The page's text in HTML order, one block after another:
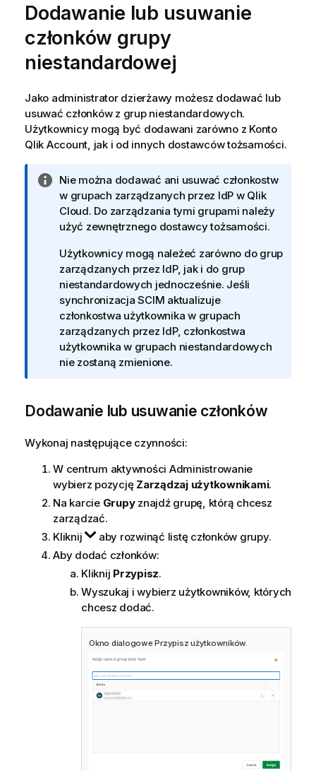
Dodawanie lub usuwanie
członków grupy
niestandardowej
Jako administrator dzierżawy możesz dodawać lub
usuwać członków z grup niestandardowych.
Użytkownicy mogą być dodawani zarówno z Konto
Qlik Account, jak i od innych dostawców tożsamości.
I
n
f
o
m
a
c
j
a
Nie można dodawać ani usuwać członkostw
w grupach zarządzanych przez IdP w Qlik
Cloud. Do zarządzania tymi grupami należy
użyć zewnętrznego dostawcy tożsamości.
Użytkownicy mogą należeć zarówno do grup
zarządzanych przez IdP, jak i do grup
niestandardowych jednocześnie. Jeśli
synchronizacja SCIM aktualizuje
członkostwa użytkownika w grupach
zarządzanych przez IdP, członkostwa
użytkownika w grupach niestandardowych
nie zostaną zmienione.
Dodawanie lub usuwanie członków
Wykonaj następujące czynności:
W centrum aktywności Administrowanie
wybierz pozycję Zarządzaj użytkownikami.
Na karcie Grupyznajdź grupę, którą chcesz
zarządzać.
Kliknij
aby rozwinąć listę członków grupy.
Aby dodać członków:
Kliknij Przypisz.
Wyszukaj i wybierz użytkowników, których
chcesz dodać.
Okno dialogowe Przypisz użytkowników.